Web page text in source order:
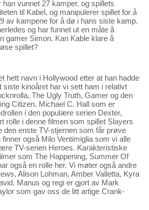
vunnet 27 kamper, og spillets
til Kabel, og manipulerer spillet for å
av kampene for å dø i hans siste kamp.
og har funnet ut en måte å
gamer Simon. Kan Kable klare å
spillet?
hett navn i Hollywood etter at han hadde
siste kinoåret har vi sett ham i relativt
The Ugly Truth, Gamer og den
Citizen. Michael C. Hall som er
i den populære serien Dexter,
rolle i denne filmen som spillet Slayers
den enste TV-stjernen som får prøve
også Milo Ventimiglia som vi alle
TV-serien Heroes. Karakteristiske
som The Happening, Summer Of
også en rolle her. Vi møter også andre
Alison Lohman, Amber Valletta, Kyra
Manus og regi er gjort av Mark
som gav oss de litt artige Crank-